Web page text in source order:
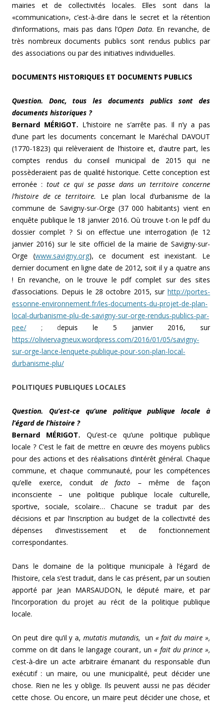
mairies et de collectivités locales. Elles sont dans la
«communication», c’est-à-dire dans le secret et la rétention
d’informations, mais pas dans l’Open Data. En revanche, de
très nombreux documents publics sont rendus publics par
des associations ou par des initiatives individuelles.
DOCUMENTS HISTORIQUES ET DOCUMENTS PUBLICS
Question. Donc, tous les documents publics sont des
documents historiques ?
Bernard MÉRIGOT. L’histoire ne s’arrête pas. Il n’y a pas
d’une part les documents concernant le Maréchal DAVOUT
(1770-1823) qui relèveraient de l’histoire et, d’autre part, les
comptes rendus du conseil municipal de 2015 qui ne
possèderaient pas de qualité historique. Cette conception est
erronée : tout ce qui se passe dans un territoire concerne
l’histoire de ce territoire.
Le plan local d’urbanisme de la
commune de Savigny-sur-Orge (37 000 habitants) vient en
enquête publique le 18 janvier 2016. Où trouve t-on le pdf du
dossier complet ? Si on effectue une interrogation (le 12
janvier 2016) sur le site officiel de la mairie de Savigny-sur-
Orge (www.savigny.org), ce document est inexistant. Le
dernier document en ligne date de 2012, soit il y a quatre ans
! En revanche, on le trouve le pdf complet sur des sites
d’associations. Depuis le 28 octobre 2015, sur http://portes-
essonne-environnement.fr/les-documents-du-projet-de-plan-
local-durbanisme-plu-de-savigny-sur-orge-rendus-publics-par-
pee/ ; depuis le 5 janvier 2016, sur
https://oliviervagneux.wordpress.com/2016/01/05/savigny-
sur-orge-lance-lenquete-publique-pour-son-plan-local-
durbanisme-plu/
POLITIQUES PUBLIQUES LOCALES
Question. Qu’est-ce qu’une politique publique locale à
l’égard de l’histoire ?
Bernard MÉRIGOT. Qu’est-ce qu’une politique publique
locale ? C’est le fait de mettre en œuvre des moyens publics
pour des actions et des réalisations d’intérêt général. Chaque
commune, et chaque communauté, pour les compétences
qu’elle exerce, conduit de facto – même de façon
inconsciente – une politique publique locale culturelle,
sportive, sociale, scolaire… Chacune se traduit par des
décisions et par l’inscription au budget de la collectivité des
dépenses d’investissement et de fonctionnement
correspondantes.
Dans le domaine de la politique municipale à l’égard de
l’histoire, cela s’est traduit, dans le cas présent, par un soutien
apporté par Jean MARSAUDON, le député maire, et par
l’incorporation du projet au récit de la politique publique
locale.
On peut dire qu’il y a,mutatis mutandis, un « fait du maire »,
comme on dit dans le langage courant, un « fait du prince »,
c’est-à-dire un acte arbitraire émanant du responsable d’un
exécutif : un maire, ou une municipalité, peut décider une
chose. Rien ne les y oblige. Ils peuvent aussi ne pas décider
cette chose. Ou encore, un maire peut décider une chose, et